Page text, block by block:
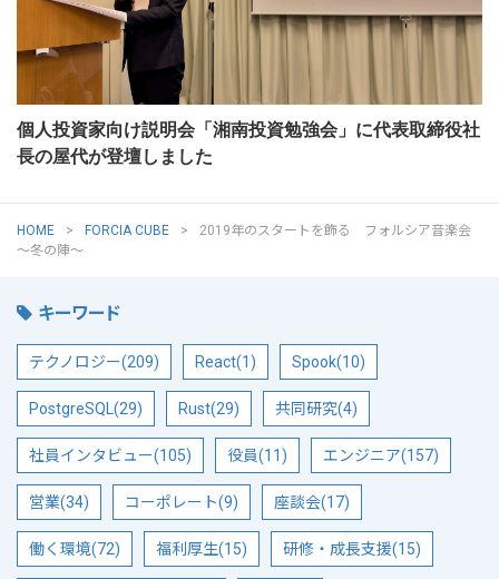
個人投資家向け説明会「湘南投資勉強会」に代表取締役社
長の屋代が登壇しました
HOME FORCIA CUBE
2019年のスタートを飾る フォルシア音楽会
～冬の陣～
キーワード
テクノロジー(209) React(1) Spook(10)
PostgreSQL(29) Rust(29) 共同研究(4)
社員インタビュー(105) 役員(11) エンジニア(157)
営業(34) コーポレート(9) 座談会(17)
働く環境(72) 福利厚生(15) 研修・成長支援(15)